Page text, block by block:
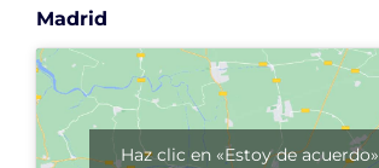
Madrid
Haz clic en «Estoy de